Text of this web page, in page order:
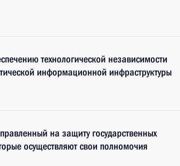
технологической независимости
информационной инфраструктуры
на защиту государственных
осуществляют свои полномочия